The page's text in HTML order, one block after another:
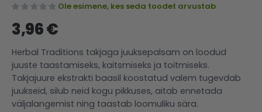
Ole esimene, kes seda toodet arvustab
3,96 €
Herbal Traditions takjaga juuksepalsam on loodud
juuste taastamiseks, kaitsmiseks ja toitmiseks.
Takjajuure ekstrakti baasil koostatud valem tugevdab
juukseid, silub neid kogu pikkuses, aitab ennetada
väljalangemist ning taastab loomuliku sära.